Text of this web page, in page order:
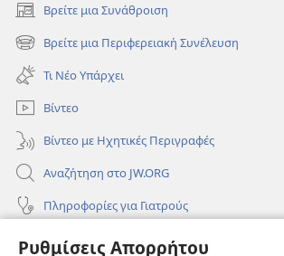
Ρυθμίσεις Απορρήτου
Βρείτε μια Συνάθροιση
(ανοίγει
νέο
παράθυρο)
Βρείτε μια Περιφερειακή Συνέλευση
(ανοίγει
νέο
παράθυρο)
Τι Νέο Υπάρχει
Βίντεο
Βίντεο με Ηχητικές Περιγραφές
Αναζήτηση στο JW.ORG
Πληροφορίες για Γιατρούς
Πληροφορίες για Επίσημους Φορείς και ΜΜΕ